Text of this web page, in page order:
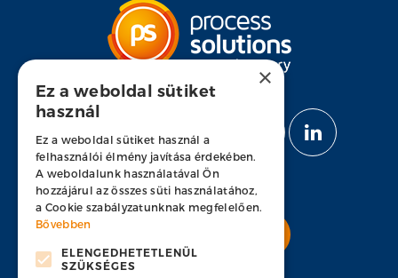
KÖVESS MINKET
×
Ez a weboldal sütiket
használ
Ez a weboldal sütiket használ a
felhasználói élmény javítása érdekében.
A weboldalunk használatával Ön
hozzájárul az összes süti használatához,
a Cookie szabályzatunknak megfelelően.
Bővebben
ELENGEDHETETLENÜL
SZÜKSÉGES